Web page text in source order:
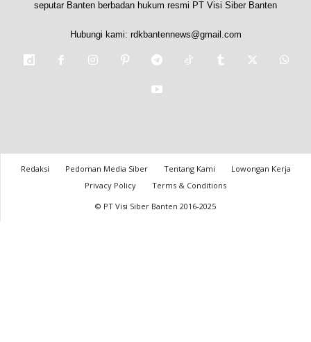
seputar Banten berbadan hukum resmi PT Visi Siber Banten
Hubungi kami: rdkbantennews@gmail.com
Redaksi Pedoman Media Siber Tentang Kami
Lowongan Kerja
Privacy Policy
Terms & Conditions
© PT Visi Siber Banten 2016-2025